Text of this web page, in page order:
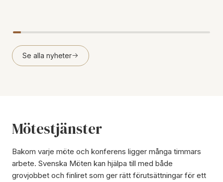
Se alla nyheter
Mötestjänster
Bakom varje möte och konferens ligger många timmars
arbete. Svenska Möten kan hjälpa till med både
grovjobbet och finliret som ger rätt förutsättningar för ett